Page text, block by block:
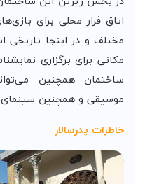
اتاق فرار محلی برای
مختلف و در اینجا تاریخی
مکانی برای برگزاری
ساختمان همچنین
موسیقی و همچنین سینمای
خاطرات پدرسالار